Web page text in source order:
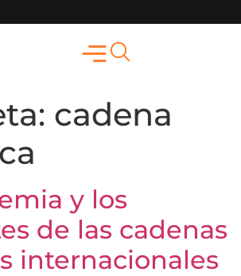
cadena
y los
de las cadenas
internacionales